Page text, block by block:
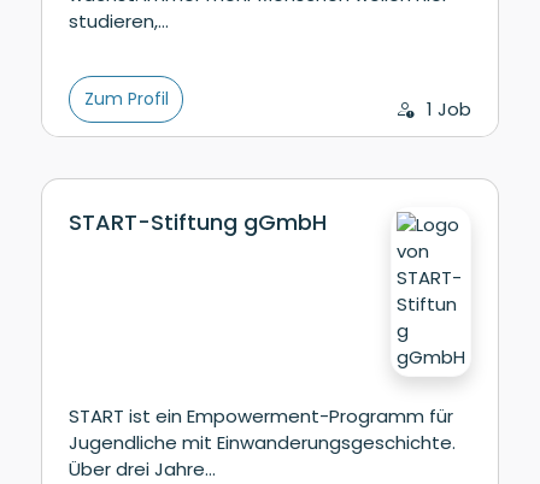
studieren,…
Zum Profil 1 Job
START-Stiftung gGmbH
START ist ein Empowerment-Programm für
Jugendliche mit Einwanderungsgeschichte.
Über drei Jahre…